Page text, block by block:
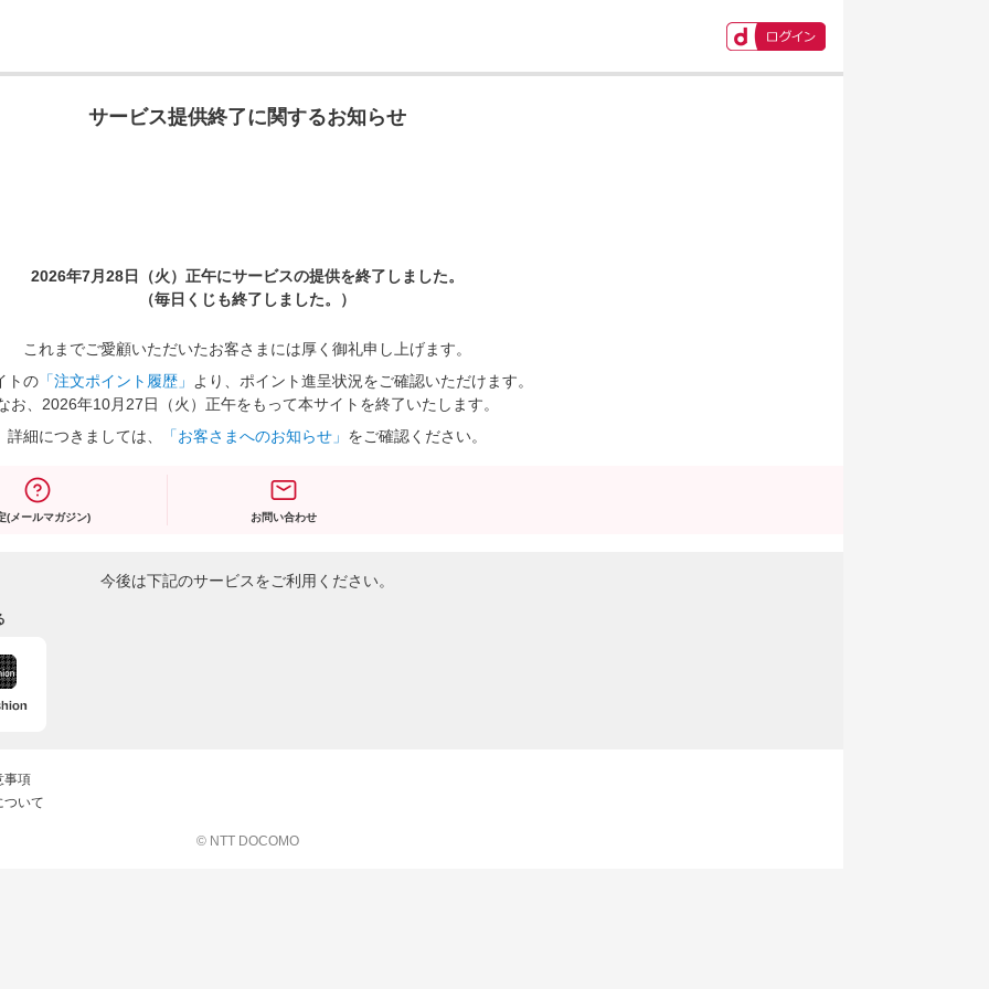
サービス提供終了に関するお知らせ
2026年7月28日（火）正午にサービスの提供を終了しました。
（毎日くじも終了しました。）
これまでご愛顧いただいたお客さまには厚く御礼申し上げます。
トの 「注文ポイント履歴」
より、ポイント進呈状況をご確認いただけます。
お、2026年10月27日（火）正午をもって本サイトを終了いたします。
詳細につきましては、
「お客さまへのお知らせ」 をご確認ください。
(メールマガジン) お問い合わせ
今後は下記のサービスをご利用ください。
事項
ついて
© NTT DOCOMO